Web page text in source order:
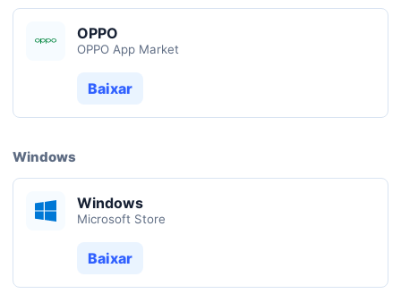
OPPO
OPPO App Market
Baixar
Windows
Windows
Microsoft Store
Baixar